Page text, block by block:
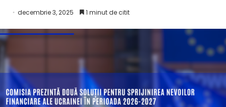
decembrie 3, 2025 1 minut de citit